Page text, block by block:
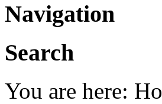
Navigation
Search
You are here: